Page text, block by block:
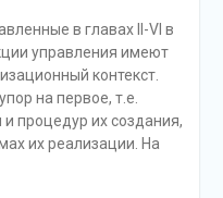
в главах II-VI в
управления имеют
контекст.
на первое, т.е.
процедур их создания,
их реализации. На